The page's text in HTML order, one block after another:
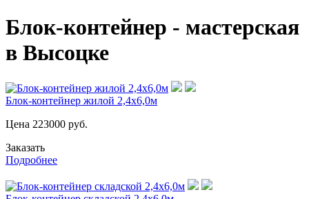
Блок-контейнер - мастерская
в Высоцке
Блок-контейнер жилой 2,4х6,0м
Цена 223000 руб.
Заказать
Подробнее